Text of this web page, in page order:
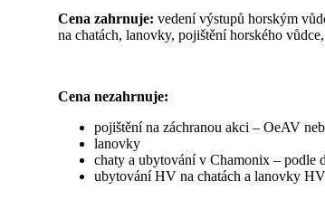
Cena zahrnuje: vedení výstupů horským
na chatách, lanovky, pojištění horského
Cena nezahrnuje:
pojištění na záchranou akci – OeAV
lanovky
chaty a ubytování v Chamonix – podle
ubytování HV na chatách a lanovky HV